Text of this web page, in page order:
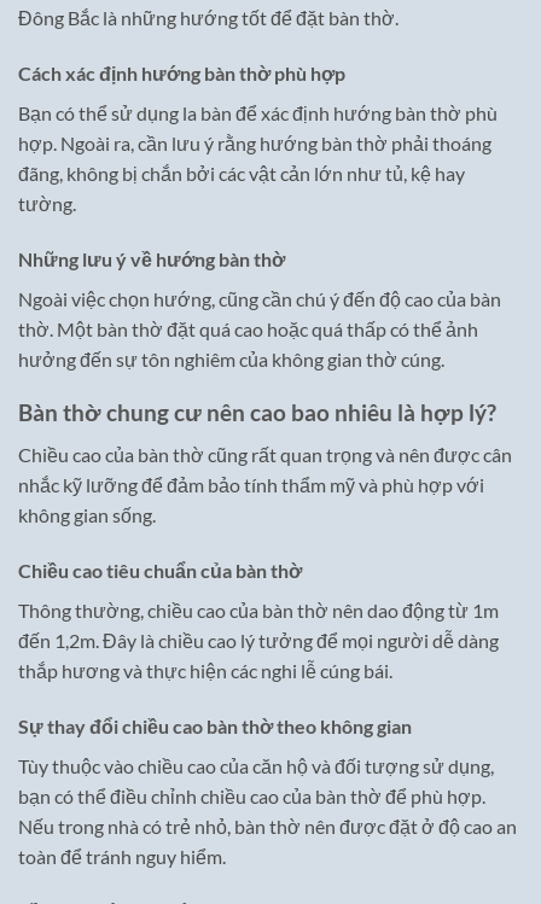
Đông Bắc là những hướng tốt để đặt bàn thờ.
Cách xác định hướng bàn thờ phù hợp
Bạn có thể sử dụng la bàn để xác định hướng bàn thờ phù
hợp. Ngoài ra, cần lưu ý rằng hướng bàn thờ phải thoáng
đãng, không bị chắn bởi các vật cản lớn như tủ, kệ hay
tường.
Những lưu ý về hướng bàn thờ
Ngoài việc chọn hướng, cũng cần chú ý đến độ cao của bàn
thờ. Một bàn thờ đặt quá cao hoặc quá thấp có thể ảnh
hưởng đến sự tôn nghiêm của không gian thờ cúng.
Bàn thờ chung cư nên cao bao nhiêu là hợp lý?
Chiều cao của bàn thờ cũng rất quan trọng và nên được cân
nhắc kỹ lưỡng để đảm bảo tính thẩm mỹ và phù hợp với
không gian sống.
Chiều cao tiêu chuẩn của bàn thờ
Thông thường, chiều cao của bàn thờ nên dao động từ 1m
đến 1,2m. Đây là chiều cao lý tưởng để mọi người dễ dàng
thắp hương và thực hiện các nghi lễ cúng bái.
Sự thay đổi chiều cao bàn thờ theo không gian
Tùy thuộc vào chiều cao của căn hộ và đối tượng sử dụng,
bạn có thể điều chỉnh chiều cao của bàn thờ để phù hợp.
Nếu trong nhà có trẻ nhỏ, bàn thờ nên được đặt ở độ cao an
toàn để tránh nguy hiểm.